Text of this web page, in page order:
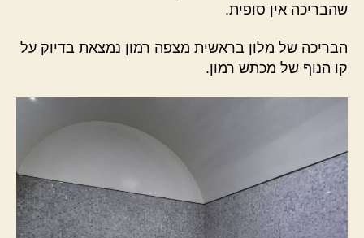
שהבריכה אין סופית.
הבריכה של מלון בראשית מצפה רמון נמצאת בדיוק על
קו הנוף של מכתש רמון.